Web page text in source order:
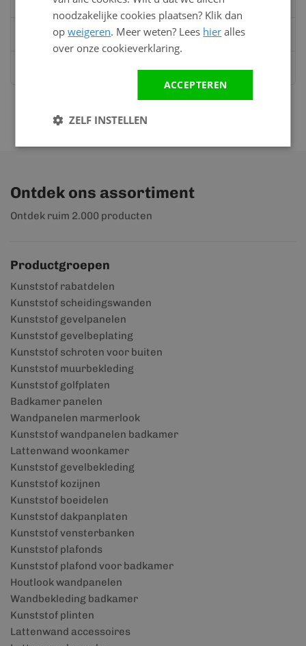
Mailinfo@kunststofbouwmateriaal.nl
Stuur ons een bericht opWhatsapp
Ontdek ons assortiment
Ontdek ruim 2.000 producten
Productgroepen
Kunststof rabatdelen
Kunststof scheidingswanden
Kunststof gevelpanelen
Kunststof gevelbeplating
Kunststof schroten voor buiten
Kunststof muurbekleding
Kunststof golfplaten
Badkamer panelen
Wandpanelen marmerlook
Kunststof wandpanelen badkamer
Lattenwand woonkamer
Kunststof gevelbekleding
Kunststof kozijnen
Kunststof boeidelen
Kunststof dakpanplaten
Kunststof vensterbanken
Kunststof plafonds
Kunststof plafond voor badkamer
Houtlook wandpanelen
Wandbekleding badkamer
Kunststof plinten
Lattenwand accessoires
noodzakelijke cookies plaatsen? Klik dan
opweigeren. Meer weten? Lees hier alles
over onze cookieverklaring.
ACCEPTEREN
ZELF INSTELLEN